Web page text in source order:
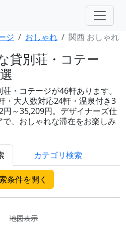
ジ おしゃれ 関西 おしゃれ
貸別荘・コテー
・コテージが46軒あります。
・大人数対応24軒・温泉付き3
～35,209円。デザイナーズ仕
、おしゃれな滞在をお楽しみ
カテゴリ検索
条件を開く
地図表示